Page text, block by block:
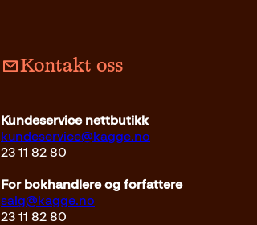
Kontakt oss
Kundeservice nettbutikk
kundeservice@kagge.no
23 11 82 80
For bokhandlere og forfattere
salg@kagge.no
23 11 82 80